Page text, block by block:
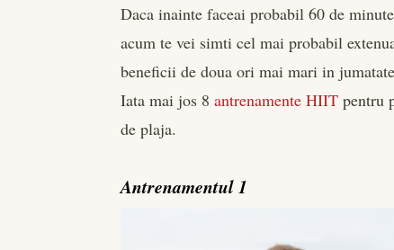
Daca inainte faceai probabil 60 de
acum te vei simti cel mai probabil
beneficii de doua ori mai mari in
Iata mai jos 8antrenamente HIIT pentru
de plaja.
Antrenamentul 1